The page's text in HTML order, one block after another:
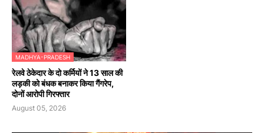
MADHYA-PRADESH
रेलवे ठेकेदार के दो कर्मियों ने 13 साल की
लड़की को बंधक बनाकर किया गैंगरेप,
दोनों आरोपी गिरफ्तार
August 05, 2026